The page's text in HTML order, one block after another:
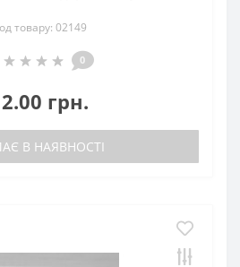
товару: 02149
0
грн.
В НАЯВНОСТІ